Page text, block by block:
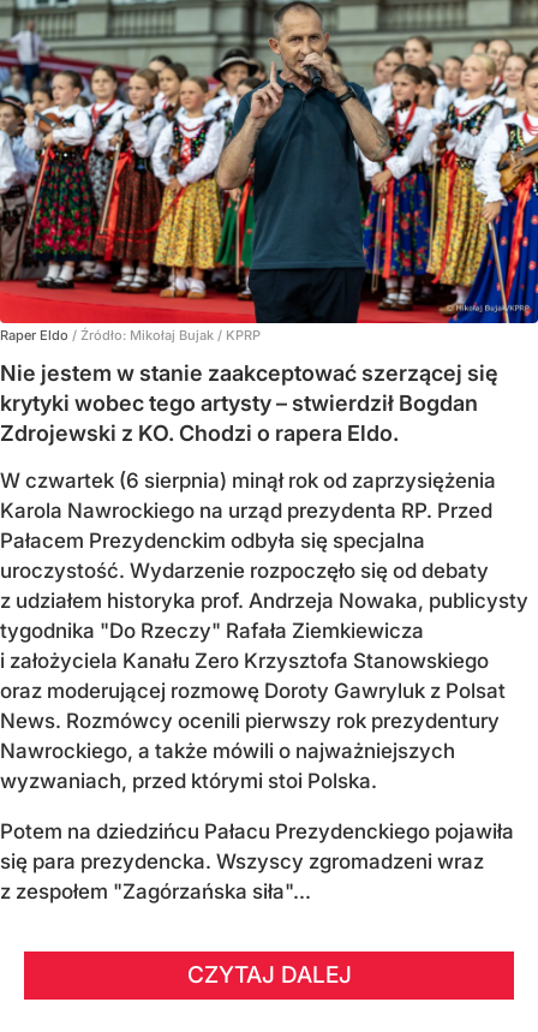
Raper Eldo / Źródło: Mikołaj Bujak / KPRP
Nie jestem w stanie zaakceptować szerzącej się
krytyki wobec tego artysty – stwierdził Bogdan
Zdrojewski z KO. Chodzi o rapera Eldo.
W czwartek (6 sierpnia) minął rok od zaprzysiężenia
Karola Nawrockiego na urząd prezydenta RP. Przed
Pałacem Prezydenckim odbyła się specjalna
uroczystość. Wydarzenie rozpoczęło się od debaty
z udziałem historyka prof. Andrzeja Nowaka, publicysty
tygodnika "Do Rzeczy" Rafała Ziemkiewicza
i założyciela Kanału Zero Krzysztofa Stanowskiego
oraz moderującej rozmowę Doroty Gawryluk z Polsat
News. Rozmówcy ocenili pierwszy rok prezydentury
Nawrockiego, a także mówili o najważniejszych
wyzwaniach, przed którymi stoi Polska.
Potem na dziedzińcu Pałacu Prezydenckiego pojawiła
się para prezydencka. Wszyscy zgromadzeni wraz
z zespołem "Zagórzańska siła"...
CZYTAJ DALEJ